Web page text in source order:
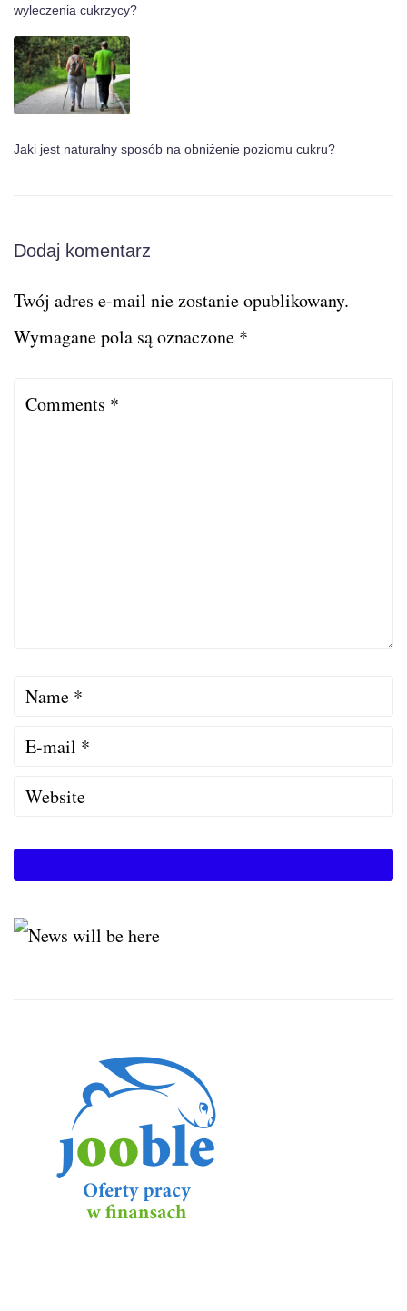
wyleczenia cukrzycy?
Jaki jest naturalny sposób na obniżenie poziomu cukru?
Dodaj komentarz
Twój adres e-mail nie zostanie opublikowany.
Wymagane pola są oznaczone *